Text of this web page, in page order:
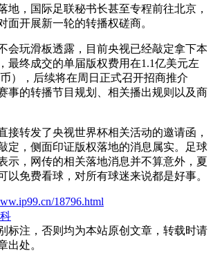
地，国际足联秘书长甚至专程前往北京，
面开展新一轮的转播权磋商。
会玩滑板透露，目前央视已经敲定拿下本
最终成交的单届版权费用在1.1亿美元左
），后续将在周日正式召开招商推介
事的转播节目规划、相关播出规则以及商
接转发了央视世界杯相关活动的邀请函，
定，侧面印证版权落地的消息属实。足球
示，网传的相关落地消息并不算意外，夏
以免费看球，对所有球迷来说都是好事。
18796.html
标注，否则均为本站原创文章，转载时请
出处。